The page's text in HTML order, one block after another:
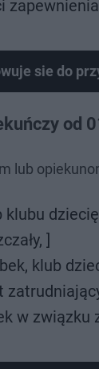
sie do
od
lub
]
klub
w związku